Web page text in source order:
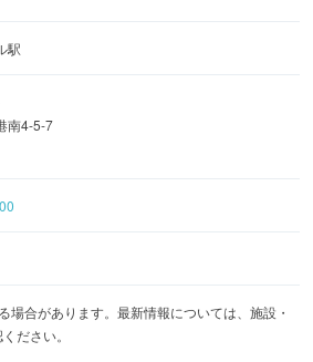
駅
南4-5-7
場合があります。最新情報については、施設・
ださい。